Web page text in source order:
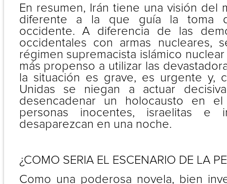
En resumen, Irán tiene una visión del
diferente a la que guía la toma
occidente. A diferencia de las
occidentales con armas nucleares,
régimen supremacista islámico
más propenso a utilizar las
la situación es grave, es urgente y,
Unidas se niegan a actuar
desencadenar un holocausto en
personas inocentes, israelitas e
desaparezcan en una noche.
¿COMO SERIA EL ESCENARIO DE LA
Como una poderosa novela, bien